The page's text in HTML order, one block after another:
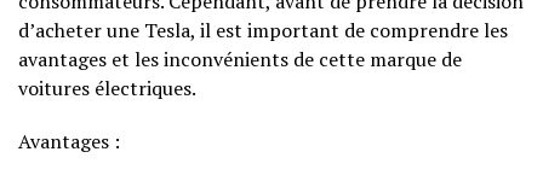
d’acheter une Tesla, il est important de comprendre les
avantages et les inconvénients de cette marque de
voitures électriques.
Avantages :